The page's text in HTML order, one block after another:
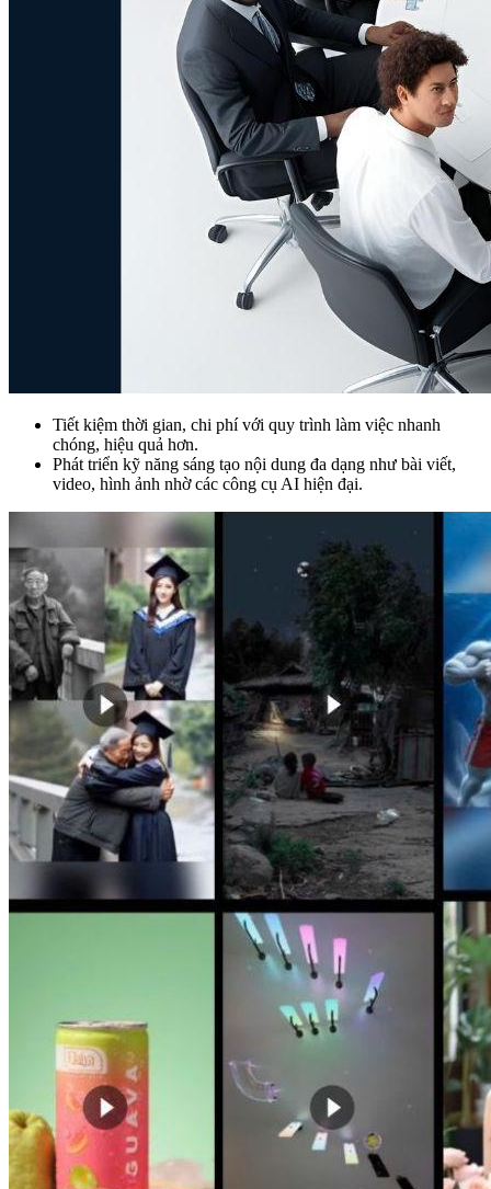
Tiết kiệm thời gian, chi phí với quy trình làm việc nhanh
chóng, hiệu quả hơn.
Phát triển kỹ năng sáng tạo nội dung đa dạng như bài viết,
video, hình ảnh nhờ các công cụ AI hiện đại.